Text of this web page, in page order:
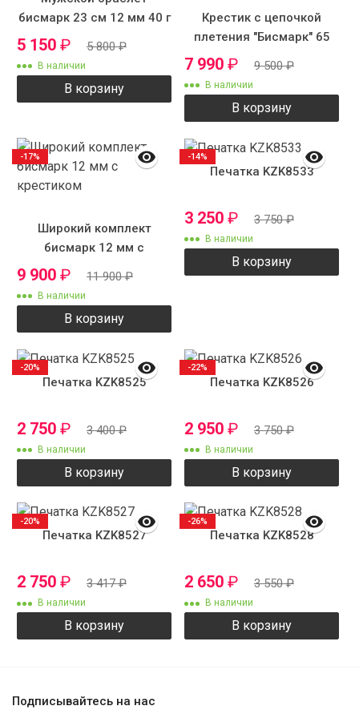
бисмарк 23 см 12 мм 40 г
5 150 ₽ 5 800₽
В наличии
В корзину
Крестик с цепочкой
плетения "Бисмарк" 65
см 12 мм 120 грамм
7 990 ₽ 9 500₽
В наличии
В корзину
Широкий комплект
бисмарк 12 мм с
крестиком
9 900 ₽ 11 900₽
В наличии
В корзину
-17%
Печатка KZK8533
3 250 ₽ 3 750₽
В наличии
В корзину
-14%
Печатка KZK8525
2 750 ₽ 3 400₽
В наличии
В корзину
-20%
Печатка KZK8526
2 950 ₽ 3 750₽
В наличии
В корзину
-22%
Печатка KZK8527
2 750 ₽ 3 417₽
В наличии
В корзину
-20%
Печатка KZK8528
2 650 ₽ 3 550₽
В наличии
В корзину
-26%
Подписывайтесь на нас